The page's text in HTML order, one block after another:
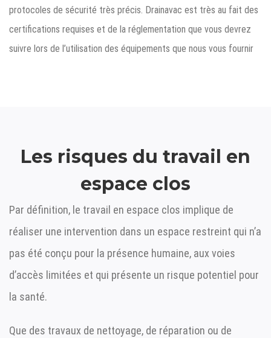
protocoles de sécurité très précis. Drainavac est très au fait des
certifications requises et de la réglementation que vous devrez
suivre lors de l’utilisation des équipements que nous vous fournir
Les risques du travail en
espace clos
Par définition, le travail en espace clos implique de
réaliser une intervention dans un espace restreint qui n’a
pas été conçu pour la présence humaine, aux voies
d’accès limitées et qui présente un risque potentiel pour
la santé.
Que des travaux de nettoyage, de réparation ou de